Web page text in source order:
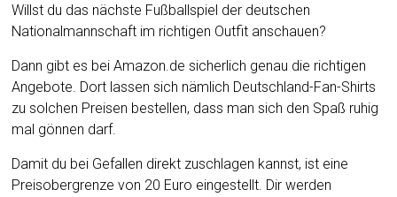
Willst du das nächste Fußballspiel der deutschen
Nationalmannschaft im richtigen Outfit anschauen?
Dann gibt es bei Amazon.de sicherlich genau die richtigen
Angebote. Dort lassen sich nämlich Deutschland-Fan-Shirts
zu solchen Preisen bestellen, dass man sich den Spaß ruhig
mal gönnen darf.
Damit du bei Gefallen direkt zuschlagen kannst, ist eine
Preisobergrenze von 20 Euro eingestellt. Dir werden